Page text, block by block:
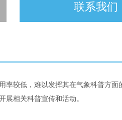
联系我们
率较低，难以发挥其在气象科普方面
展相关科普宣传和活动。